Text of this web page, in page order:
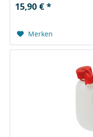
15,90 € *
Merken